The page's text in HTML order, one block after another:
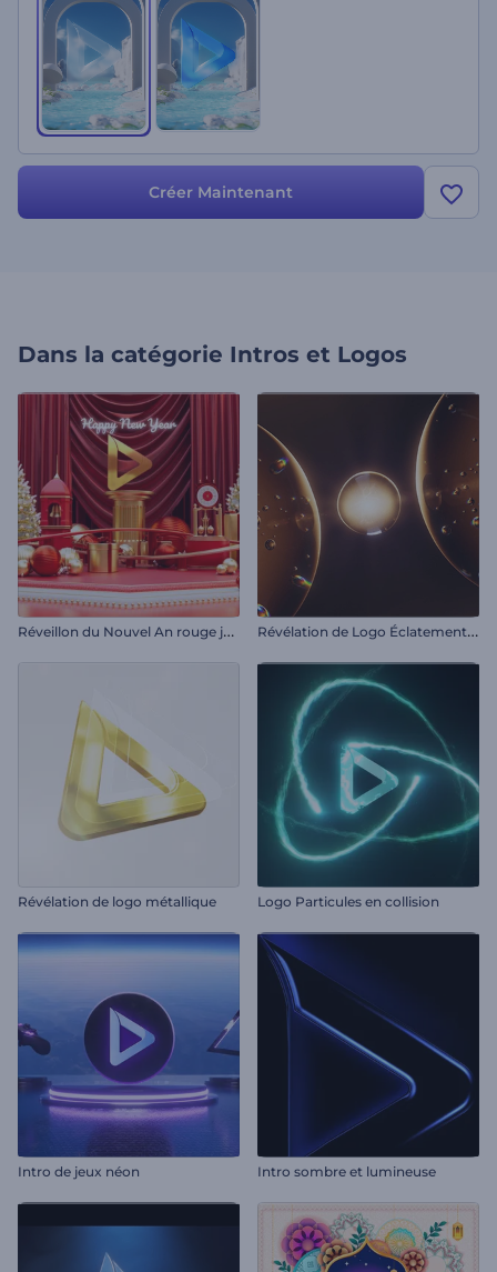
Créer Maintenant
Dans la catégorie Intros et Logos
R
éveillon du Nouvel An rouge jovial R
évélation de Logo Éclatement de Bulles
Révélation de logo métallique Logo Particules en collision
Intro de jeux néon Intro sombre et lumineuse